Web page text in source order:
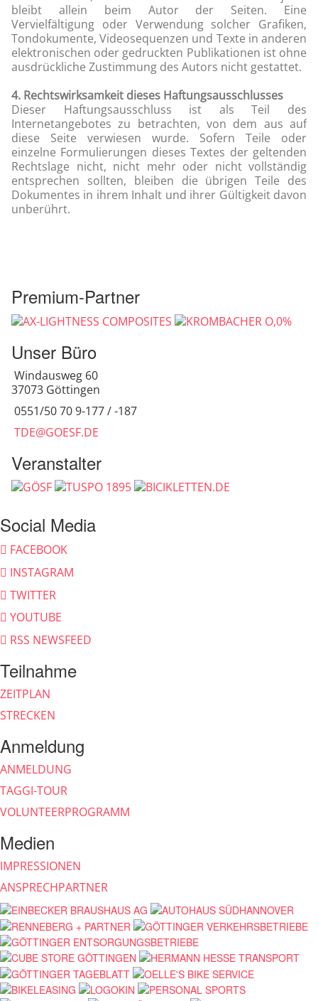
bleibt allein beim Autor der Seiten. Eine
Vervielfältigung oder Verwendung solcher Grafiken,
Tondokumente, Videosequenzen und Texte in anderen
elektronischen oder gedruckten Publikationen ist ohne
ausdrückliche Zustimmung des Autors nicht gestattet.
4. Rechtswirksamkeit dieses Haftungsausschlusses
Dieser Haftungsausschluss ist als Teil des
Internetangebotes zu betrachten, von dem aus auf
diese Seite verwiesen wurde. Sofern Teile oder
einzelne Formulierungen dieses Textes der geltenden
Rechtslage nicht, nicht mehr oder nicht vollständig
entsprechen sollten, bleiben die übrigen Teile des
Dokumentes in ihrem Inhalt und ihrer Gültigkeit davon
unberührt.
Premium-Partner
Unser Büro
Windausweg 60
37073 Göttingen
0551/50 70 9-177 / -187
TDE@GOESF.DE
Veranstalter
Social Media
FACEBOOK
INSTAGRAM
TWITTER
YOUTUBE
RSS NEWSFEED
Teilnahme
ZEITPLAN
STRECKEN
Anmeldung
ANMELDUNG
TAGGI-TOUR
VOLUNTEERPROGRAMM
Medien
IMPRESSIONEN
ANSPRECHPARTNER